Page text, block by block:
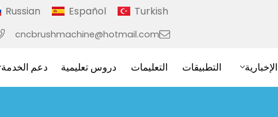
Russian Español Turkish
cncbrushmachine@hotmail.com
الإخبارية التطبيقات التعليمات دروس تعليمية دعم الخدمة